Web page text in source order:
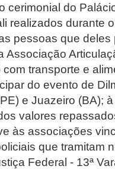
cerimonial do
realizados durante
pessoas que deles
Associação
com transporte e
do evento de
e Juazeiro (BA);
valores
às associações
que tramitam
Federal - 13ª